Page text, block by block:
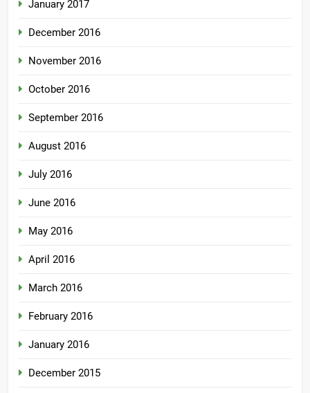
January 2017
December 2016
November 2016
October 2016
September 2016
August 2016
July 2016
June 2016
May 2016
April 2016
March 2016
February 2016
January 2016
December 2015